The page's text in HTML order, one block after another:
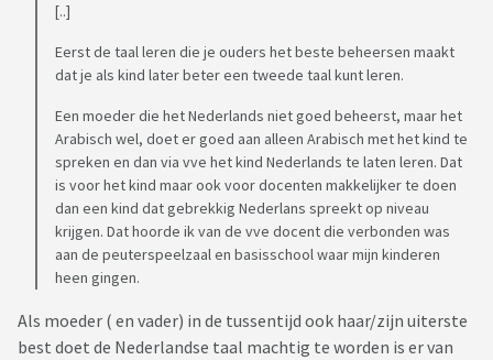
[..]
Eerst de taal leren die je ouders het beste beheersen maakt
dat je als kind later beter een tweede taal kunt leren.
Een moeder die het Nederlands niet goed beheerst, maar het
Arabisch wel, doet er goed aan alleen Arabisch met het kind te
spreken en dan via vve het kind Nederlands te laten leren. Dat
is voor het kind maar ook voor docenten makkelijker te doen
dan een kind dat gebrekkig Nederlans spreekt op niveau
krijgen. Dat hoorde ik van de vve docent die verbonden was
aan de peuterspeelzaal en basisschool waar mijn kinderen
heen gingen.
Als moeder ( en vader) in de tussentijd ook haar/zijn uiterste
best doet de Nederlandse taal machtig te worden is er van